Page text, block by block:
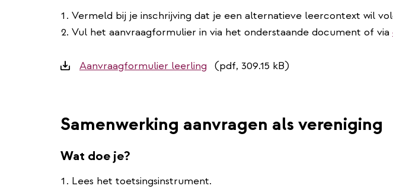
Vermeld bij je inschrijving dat je een alternatieve leercontext wil
Vul het aanvraagformulier in via het onderstaande document of via
Downloads
Aanvraagformulier leerling (pdf, 309.15 kB)
Samenwerking aanvragen als vereniging
Wat doe je?
Lees het toetsingsinstrument.